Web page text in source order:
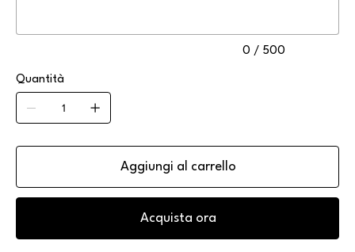
0 / 500
Quantità
Aggiungi al carrello
Acquista ora